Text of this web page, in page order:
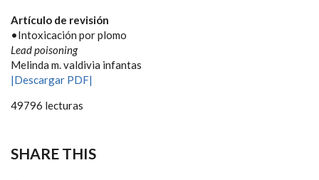
Artículo de revisión
•Intoxicación por plomo
Lead poisoning
Melinda m. valdivia infantas
|Descargar PDF|
49796 lecturas
SHARE THIS